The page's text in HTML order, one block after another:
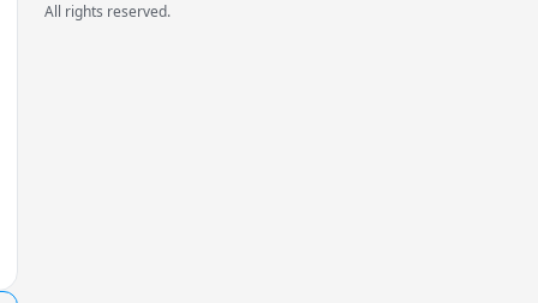
All rights reserved.